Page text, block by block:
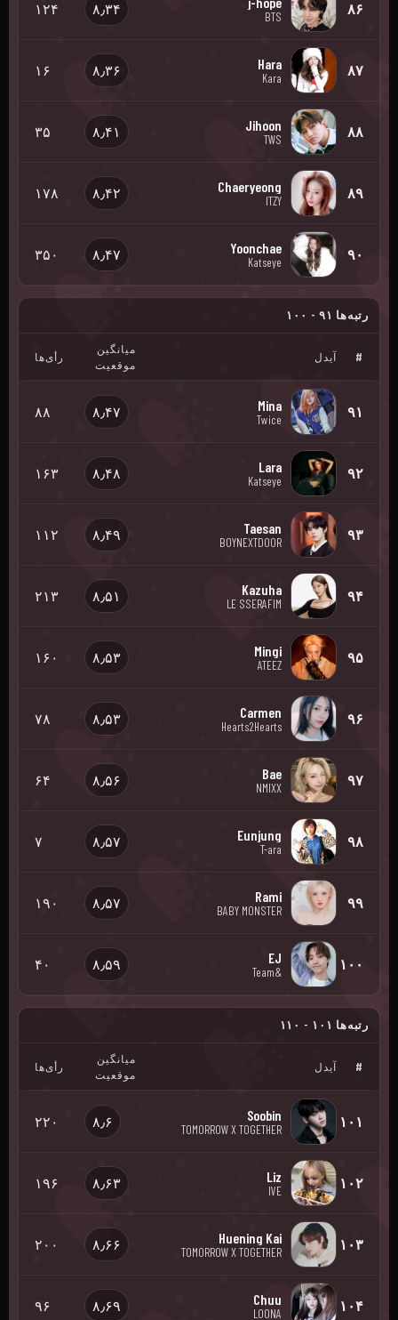
۸۶ BTS ۸٫۳۴ ۱۲۴
۸۷ Hara
Kara ۸٫۳۶ ۱۶
۸۸ Jihoon
TWS ۸٫۴۱ ۳۵
۸۹ Chaeryeong
ITZY ۸٫۴۲ ۱۷۸
۹۰ Yoonchae
Katseye ۸٫۴۷ ۳۵۰
رتبه‌ها ۹۱ - ۱۰۰
# آیدل
میانگین
موقعیت
رأی‌ها
۹۱ Mina
Twice ۸٫۴۷ ۸۸
۹۲ Lara
Katseye ۸٫۴۸ ۱۶۳
۹۳ Taesan
BOYNEXTDOOR ۸٫۴۹ ۱۱۲
۹۴ Kazuha
LE SSERAFIM ۸٫۵۱ ۲۱۳
۹۵ Mingi
ATEEZ ۸٫۵۳ ۱۶۰
۹۶ Carmen
Hearts2Hearts ۸٫۵۳ ۷۸
۹۷ Bae
NMIXX ۸٫۵۶ ۶۴
۹۸ Eunjung
T-ara ۸٫۵۷ ۷
۹۹ Rami
BABY MONSTER ۸٫۵۷ ۱۹۰
۱۰۰ EJ
&Team ۸٫۵۹ ۴۰
رتبه‌ها ۱۰۱ - ۱۱۰
# آیدل
میانگین
موقعیت
رأی‌ها
۱۰۱ Soobin
TOMORROW X TOGETHER ۸٫۶ ۲۲۰
۱۰۲ Liz
IVE ۸٫۶۳ ۱۹۶
۱۰۳ Huening Kai
TOMORROW X TOGETHER ۸٫۶۶ ۲۰۰
۱۰۴ Chuu
LOONA ۸٫۶۹ ۹۶